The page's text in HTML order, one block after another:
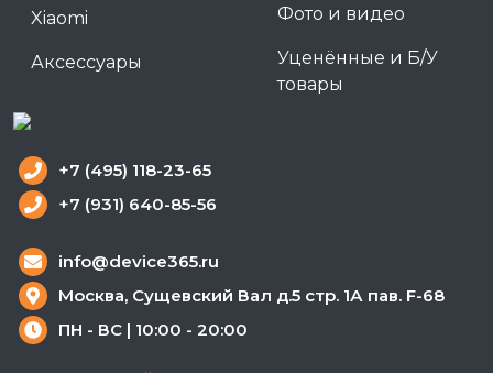
Xiaomi
Аксессуары
Фото и видео
Уценённые и Б/У
товары
+7 (495) 118-23-65
+7 (931) 640-85-56
info@device365.ru
Москва, Сущевский Вал д.5 стр. 1А пав. F-68
ПН - ВС | 10:00 - 20:00